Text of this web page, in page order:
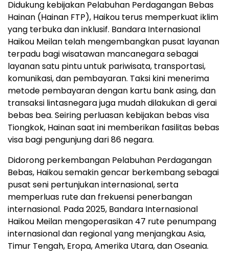
Didukung kebijakan Pelabuhan Perdagangan Bebas
Hainan (Hainan FTP), Haikou terus memperkuat iklim
yang terbuka dan inklusif. Bandara Internasional
Haikou Meilan telah mengembangkan pusat layanan
terpadu bagi wisatawan mancanegara sebagai
layanan satu pintu untuk pariwisata, transportasi,
komunikasi, dan pembayaran. Taksi kini menerima
metode pembayaran dengan kartu bank asing, dan
transaksi lintasnegara juga mudah dilakukan di gerai
bebas bea. Seiring perluasan kebijakan bebas visa
Tiongkok, Hainan saat ini memberikan fasilitas bebas
visa bagi pengunjung dari 86 negara.
Didorong perkembangan Pelabuhan Perdagangan
Bebas, Haikou semakin gencar berkembang sebagai
pusat seni pertunjukan internasional, serta
memperluas rute dan frekuensi penerbangan
internasional. Pada 2025, Bandara Internasional
Haikou Meilan mengoperasikan 47 rute penumpang
internasional dan regional yang menjangkau Asia,
Timur Tengah, Eropa, Amerika Utara, dan Oseania.